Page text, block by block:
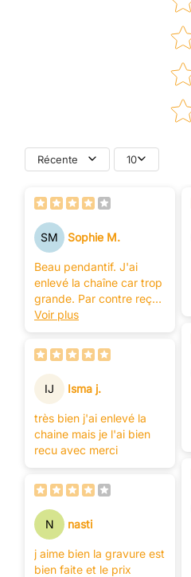
Récente 10
SM Sophie M.
Beau pendantif. J'ai
enlevé la chaîne car trop
grande. Par contre reçus
dans un emballage
plastique et pas du tt
dans un écrin.
Voir plus
IJ Isma j.
très bien j'ai enlevé la
chaine mais je l'ai bien
recu avec merci
N nasti
j aime bien la gravure est
bien faite et le prix